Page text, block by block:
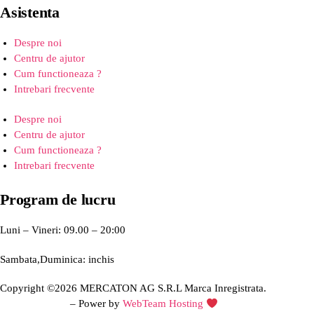
Asistenta
Despre noi
Centru de ajutor
Cum functioneaza ?
Intrebari frecvente
Despre noi
Centru de ajutor
Cum functioneaza ?
Intrebari frecvente
Program de lucru
Luni – Vineri: 09.00 – 20:00
Sambata,Duminica: inchis
Copyright ©2026 MERCATON AG S.R.L Marca Inregistrata.
– Power by WebTeam Hosting